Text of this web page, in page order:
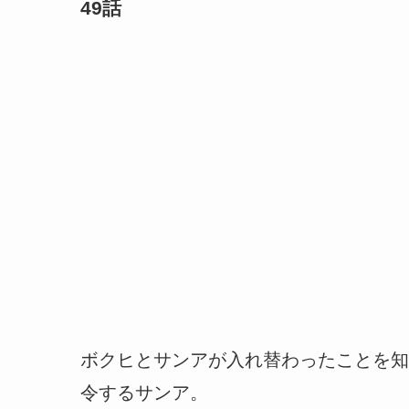
49話
ボクヒとサンアが入れ替わったことを
令するサンア。